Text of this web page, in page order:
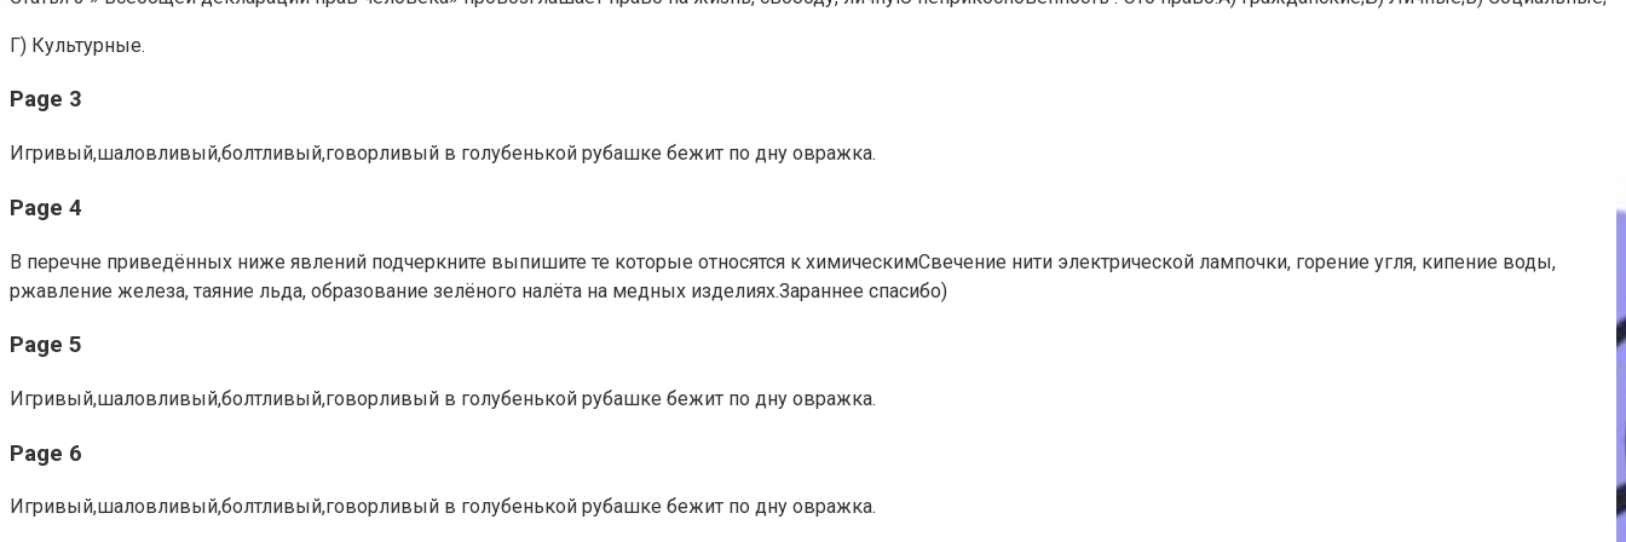
Г) Культурные.
Page 3
Игривый,шаловливый,болтливый,говорливый в голубенькой рубашке бежит по дну овражка.
Page 4
В перечне приведённых ниже явлений подчеркните выпишите те которые относятся к химическимСвечение нити электрической лампочки, горение угля, кипение воды,
ржавление железа, таяние льда, образование зелёного налёта на медных изделиях.Зараннее спасибо)
Page 5
Игривый,шаловливый,болтливый,говорливый в голубенькой рубашке бежит по дну овражка.
Page 6
Игривый,шаловливый,болтливый,говорливый в голубенькой рубашке бежит по дну овражка.